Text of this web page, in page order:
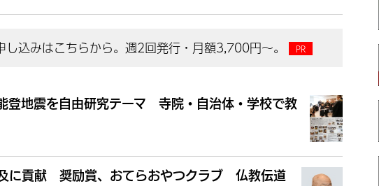
込みはこちらから。週2回発行・月額3,700円～。
登地震を自由研究テーマ 寺院・自治体・学校で教
に貢献 奨励賞、おてらおやつクラブ 仏教伝道